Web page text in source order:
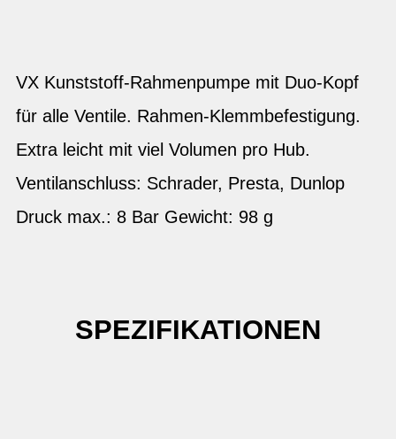
VX Kunststoff-Rahmenpumpe mit Duo-Kopf
für alle Ventile. Rahmen-Klemmbefestigung.
Extra leicht mit viel Volumen pro Hub.
Ventilanschluss: Schrader, Presta, Dunlop
Druck max.: 8 Bar Gewicht: 98 g
SPEZIFIKATIONEN